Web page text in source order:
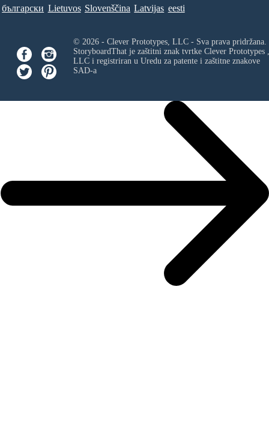
български Lietuvos Slovenščina Latvijas eesti
© 2026 - Clever Prototypes, LLC - Sva prava pridržana.
StoryboardThat je zaštitni znak tvrtke Clever Prototypes ,
LLCi registriran u Uredu za patente i zaštitne znakove
SAD-a